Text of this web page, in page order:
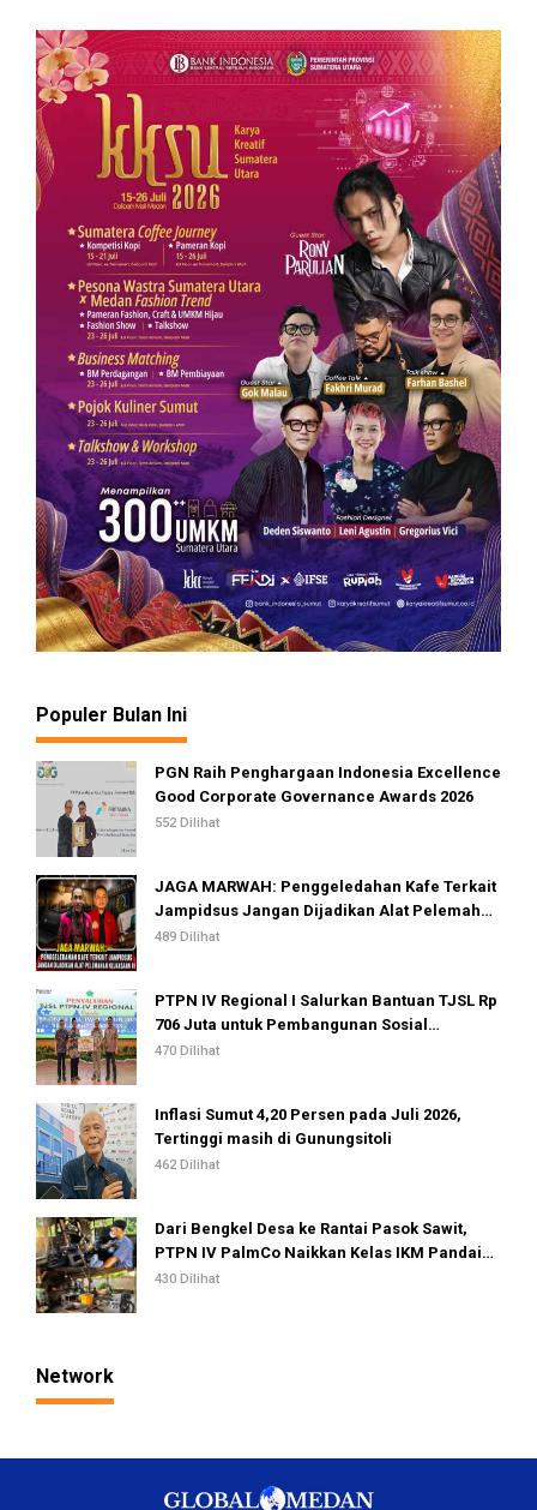
Populer Bulan Ini
PGN Raih Penghargaan Indonesia Excellence
Good Corporate Governance Awards 2026
552 Dilihat
JAGA MARWAH: Penggeledahan Kafe Terkait
Jampidsus Jangan Dijadikan Alat Pelemahan
Kejaksaan RI
489 Dilihat
PTPN IV Regional I Salurkan Bantuan TJSL Rp
706 Juta untuk Pembangunan Sosial
Berkelanjutan
470 Dilihat
Inflasi Sumut 4,20 Persen pada Juli 2026,
Tertinggi masih di Gunungsitoli
462 Dilihat
Dari Bengkel Desa ke Rantai Pasok Sawit,
PTPN IV PalmCo Naikkan Kelas IKM Pandai
Besi
430 Dilihat
Network